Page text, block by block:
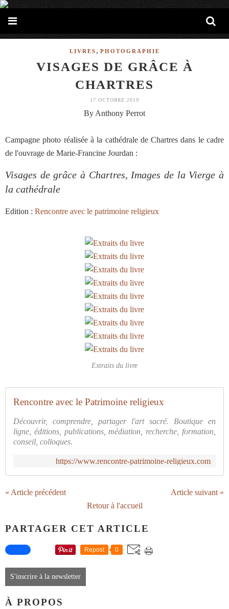
LIVRES , PHOTOGRAPHIE
VISAGES DE GRÂCE À
CHARTRES
17 OCTOBRE 2019
By Anthony Perrot
Campagne photo réalisée à la cathédrale de Chartres dans le cadre
de l'ouvrage de Marie-Francine Jourdan :
Visages de grâce à Chartres, Images de la Vierge à
la cathédrale
Edition : Rencontre avec le patrimoine religieux
Extraits du livre
Rencontre avec le Patrimoine religieux
Découvrir, comprendre, partager l'art sacré. Boutique en
ligne, éditions, publications, médiation, recherche, formation,
conseil, colloques.
https://www.rencontre-patrimoine-religieux.com
« Article précédent
Article suivant »
Retour à l'accueil
PARTAGER CET ARTICLE
Repost 0
S'inscrire à la newsletter
À PROPOS